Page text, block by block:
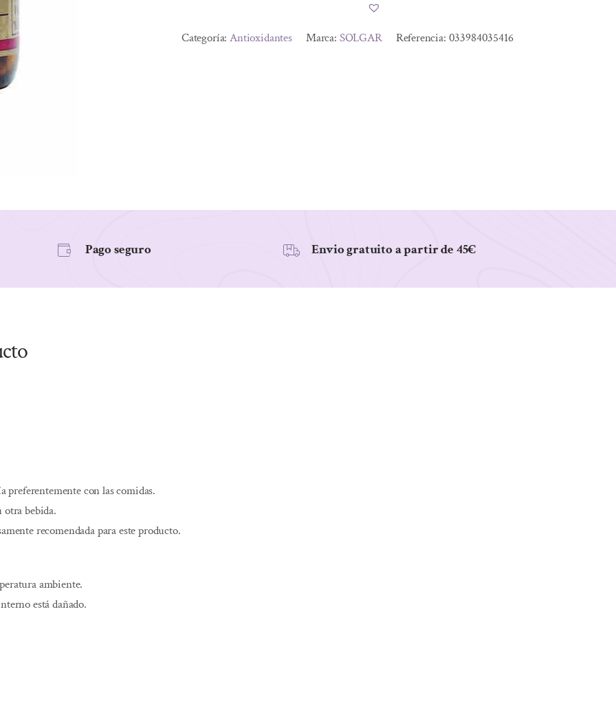
UI(268mg.).100
Categoría:Antioxidantes Marca: SOLGAR Referencia: 033984035416
Pago seguro Envio gratuito a partir de 45€
preferentemente con las comidas.
otra bebida.
recomendada para este producto.
ambiente.
está dañado.